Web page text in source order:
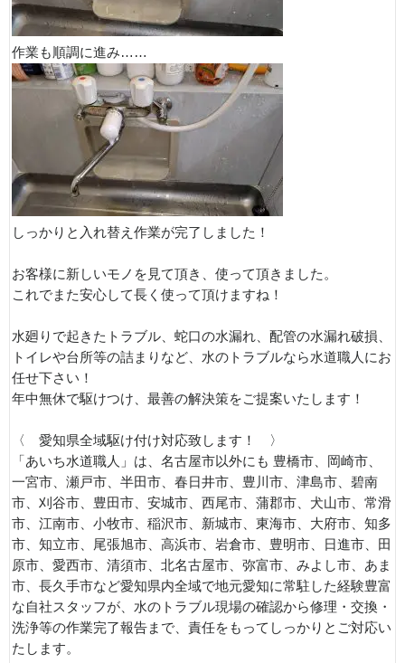
作業も順調に進み……
しっかりと入れ替え作業が完了しました！
お客様に新しいモノを見て頂き、使って頂きました。
これでまた安心して長く使って頂けますね！
水廻りで起きたトラブル、蛇口の水漏れ、配管の水漏れ破損、
トイレや台所等の詰まりなど、水のトラブルなら水道職人にお
任せ下さい！
年中無休で駆けつけ、最善の解決策をご提案いたします！
〈 愛知県全域駆け付け対応致します！ 〉
「あいち水道職人」は、名古屋市以外にも 豊橋市、岡崎市、
一宮市、瀬戸市、半田市、春日井市、豊川市、津島市、碧南
市、刈谷市、豊田市、安城市、西尾市、蒲郡市、犬山市、常滑
市、江南市、小牧市、稲沢市、新城市、東海市、大府市、知多
市、知立市、尾張旭市、高浜市、岩倉市、豊明市、日進市、田
原市、愛西市、清須市、北名古屋市、弥富市、みよし市、あま
市、長久手市など愛知県内全域で地元愛知に常駐した経験豊富
な自社スタッフが、水のトラブル現場の確認から修理・交換・
洗浄等の作業完了報告まで、責任をもってしっかりとご対応い
たします。